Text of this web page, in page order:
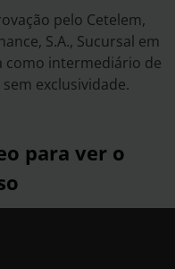
pelo Cetelem,
S.A., Sucursal em
como intermediário de
exclusividade.
para ver o